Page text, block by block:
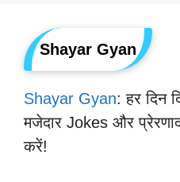
Shayar Gyan
Shayar Gyan: हर दिन
मजेदार Jokes और
करें!